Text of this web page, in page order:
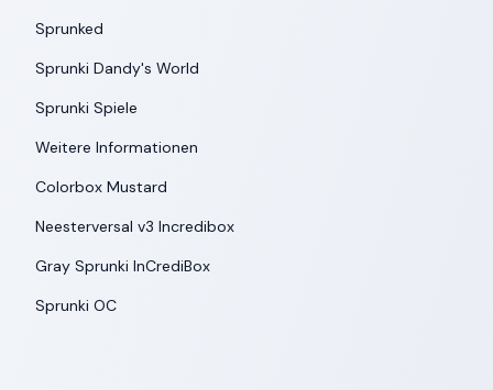
Sprunked
Sprunki Dandy's World
Sprunki Spiele
Weitere Informationen
Colorbox Mustard
Neesterversal v3 Incredibox
Gray Sprunki InCrediBox
Sprunki OC